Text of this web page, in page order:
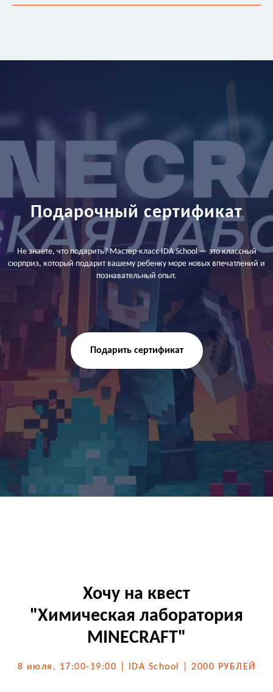
Подарочный сертификат
Не знаете, что подарить? Мастер-класс IDA School — это классный
сюрприз, который подарит вашему ребенку море новых впечатлений и
познавательный опыт.
Подарить сертификат
Хочу на квест
"Химическая лаборатория
MINECRAFT"
8 июля, 17:00-19:00 | IDA School | 2000 РУБЛЕЙ